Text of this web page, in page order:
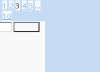
1 2 3 4 5 …
10